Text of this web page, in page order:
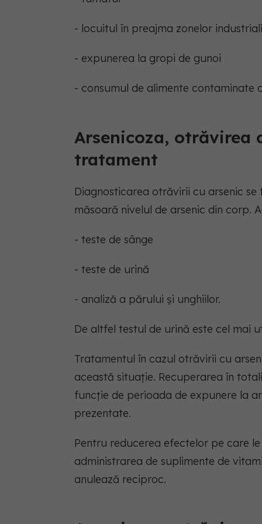
- locuitul în preajma zonelor
- expunerea la gropi de gunoi
- consumul de alimente contaminate
Arsenicoza, otrăvirea
tratament
Diagnosticarea otrăvirii cu arsenic
măsoară nivelul de arsenic din corp.
- teste de sânge
- teste de urină
- analiză a părului și unghiilor.
De altfel testul de urină este cel mai
Tratamentul în cazul otrăvirii cu
această situație. Recuperarea în
funcție de perioada de expunere la
prezentate.
Pentru reducerea efectelor pe care
administrarea de suplimente de
anulează reciproc.